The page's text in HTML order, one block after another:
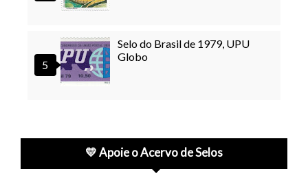
Selo do Brasil de 1979, UPU
Globo
💛 Apoie o Acervo de Selos